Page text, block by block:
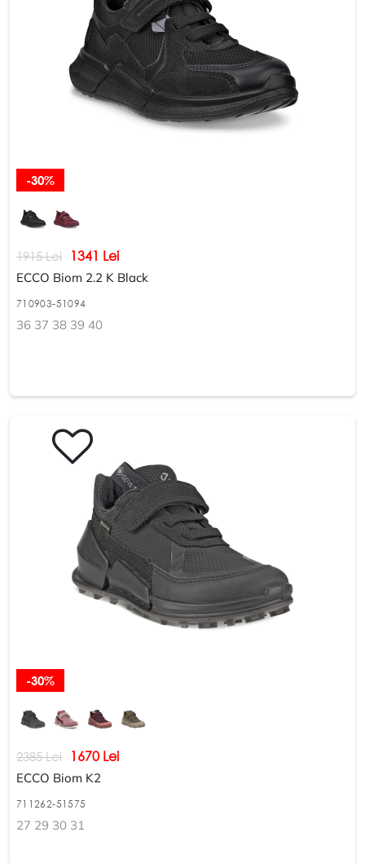
-30%
1915 Lei 1341 Lei
ECCO Biom 2.2 K Black
710903-51094
36 37 38 39 40
-30%
2385 Lei 1670 Lei
ECCO Biom K2
711262-51575
27 29 30 31